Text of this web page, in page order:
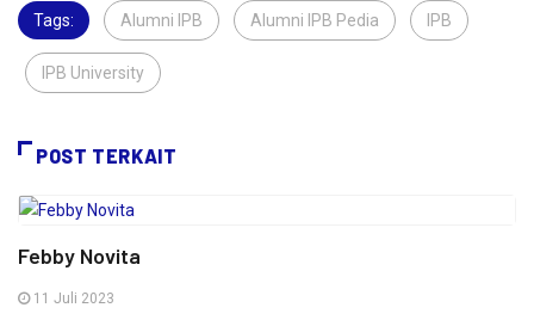
Tags: Alumni IPB Alumni IPB Pedia IPB
IPB University
POST TERKAIT
Febby Novita
11 Juli 2023